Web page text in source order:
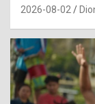
2026-08-02